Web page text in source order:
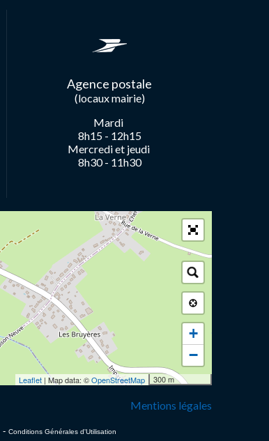
Agence postale
(locaux mairie)
Mardi
8h15 - 12h15
Mercredi et jeudi
8h30 - 11h30
+
−
300 m
Leaflet | Map data: ©OpenStreetMap
Mentions légales
- Conditions Générales d'Utilisation